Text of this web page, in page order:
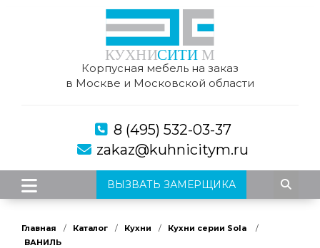
Корпусная мебель на заказ
в Москве и Московской области
8 (495) 532-03-37
zakaz@kuhnicitym.ru
ВЫЗВАТЬ ЗАМЕРЩИКА
Главная Каталог Кухни
Кухни серии Sola
ВАНИЛЬ